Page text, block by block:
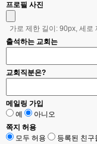
프로필 사진
가로 제한 길이: 90px, 세로
출석하는 교회는
교회직분은?
메일링 가입
예
아니오
쪽지 허용
모두 허용
등록된 친구